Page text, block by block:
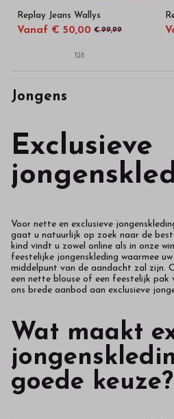
Replay Jeans Wallys
Vanaf € 50,00 € 99,99
128
Jongens
Exclusieve
Voor nette en exclusieve
gaat u natuurlijk op zoek naar de
kind vindt u zowel online als in onze
feestelijke jongenskleding waarmee
middelpunt van de aandacht zal zijn.
een nette blouse of een feestelijk pak
ons brede aanbod aan exclusieve
Wat maakt
goede keuze?